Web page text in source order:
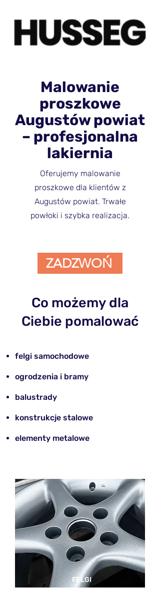
Malowanie
proszkowe
Augustów powiat
– profesjonalna
lakiernia
Oferujemy malowanie
proszkowe dla klientów z
Augustów powiat. Trwałe
powłoki i szybka realizacja.
ZADZWOŃ
Co możemy dla
Ciebie pomalować
felgi samochodowe
​ogrodzenia i bramy
balustrady
konstrukcje stalowe
elementy metalowe
FELGI